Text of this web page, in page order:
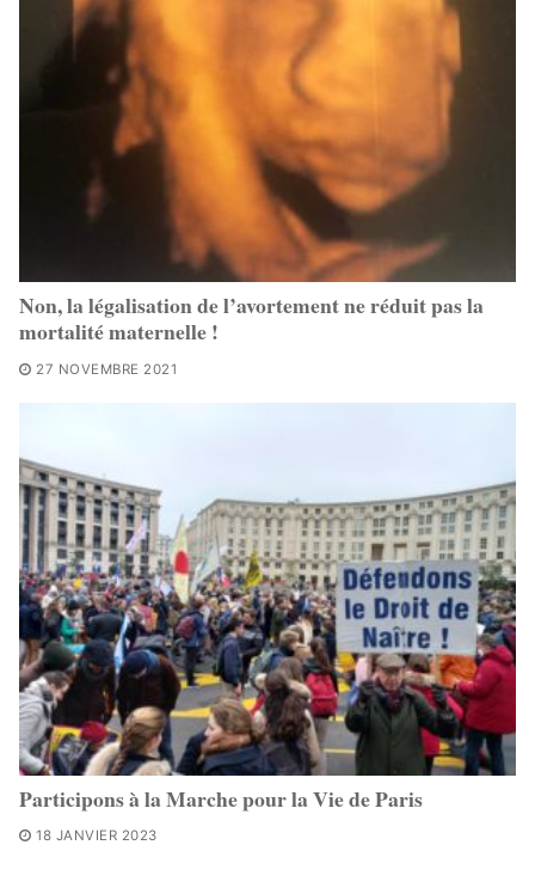
Non, la légalisation de l’avortement ne réduit pas la
mortalité maternelle !
27 NOVEMBRE 2021
Participons à la Marche pour la Vie de Paris
18 JANVIER 2023